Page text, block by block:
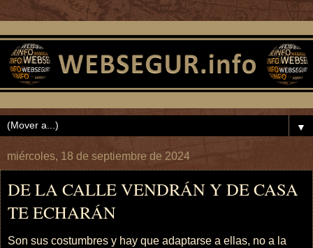
▼
miércoles, 18 de septiembre de 2024
DE LA CALLE VENDRÁN Y DE CASA
TE ECHARÁN
Son sus costumbres y hay que adaptarse a ellas, no a la